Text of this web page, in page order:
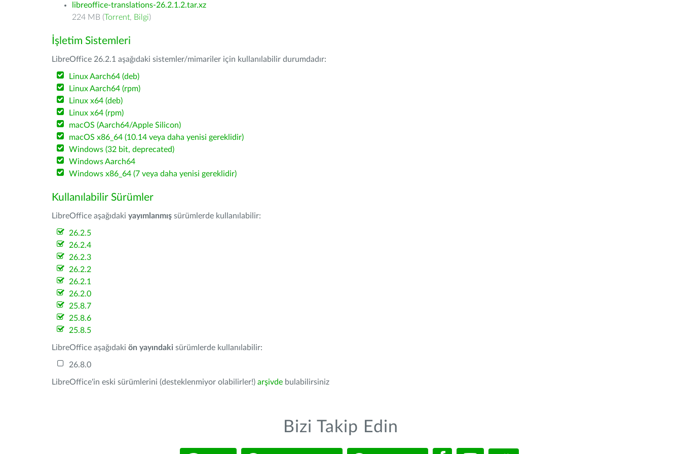
libreoffice-translations-26.2.1.2.tar.xz
224 MB (Torrent, Bilgi)
İşletim Sistemleri
LibreOffice 26.2.1 aşağıdaki sistemler/mimariler için kullanılabilir durumdadır:
Linux Aarch64 (deb)
Linux Aarch64 (rpm)
Linux x64 (deb)
Linux x64 (rpm)
macOS (Aarch64/Apple Silicon)
macOS x86_64 (10.14 veya daha yenisi gereklidir)
Windows (32 bit, deprecated)
Windows Aarch64
Windows x86_64 (7 veya daha yenisi gereklidir)
Kullanılabilir Sürümler
LibreOffice aşağıdaki yayımlanmış sürümlerde kullanılabilir:
26.2.5
26.2.4
26.2.3
26.2.2
26.2.1
26.2.0
25.8.7
25.8.6
25.8.5
LibreOffice aşağıdaki ön yayındaki sürümlerde kullanılabilir:
26.8.0
LibreOffice'in eski sürümlerini (desteklenmiyor olabilirler!) arşivde bulabilirsiniz
Bizi Takip Edin